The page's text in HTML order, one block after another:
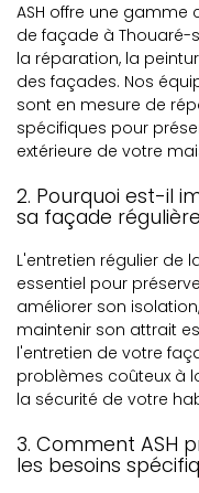
ASH offre une
de façade à Thouaré-
la réparation, la
des façades. Nos
sont en mesure de
spécifiques pour
extérieure de votre
2. Pourquoi est-il
sa façade
L'entretien régulier de
essentiel pour
améliorer son
maintenir son attrait
l'entretien de votre
problèmes coûteux à
la sécurité de votre
3. Comment ASH
les besoins